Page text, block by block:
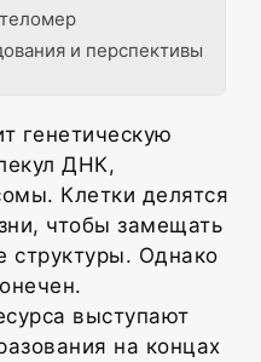
и перспективы
генетическую
ДНК,
Клетки делятся
чтобы замещать
структуры. Однако
выступают
на концах